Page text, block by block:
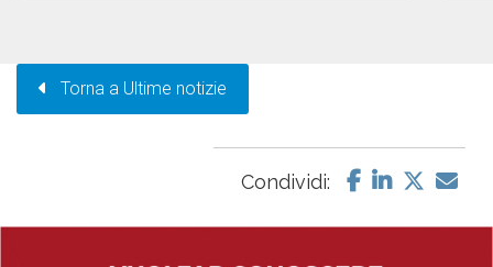
Torna a Ultime notizie
Condividi: